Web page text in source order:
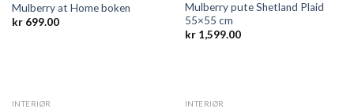
Mulberry at Home boken
kr699.00
Mulberry pute Shetland Plaid
55×55 cm
kr1,599.00
INTERIØR INTERIØR